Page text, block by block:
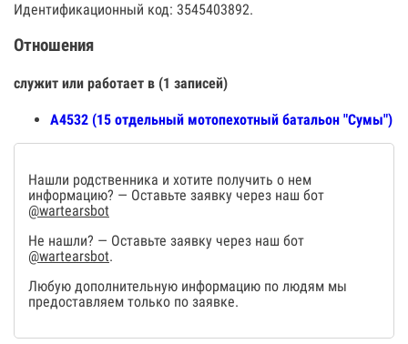
Идентификационный код: 3545403892.
Отношения
служит или работает в (1 записей)
А4532 (15 отдельный мотопехотный батальон "Сумы")
Нашли родственника и хотите получить о нем
информацию? — Оставьте заявку через наш бот
@wartearsbot
Не нашли? — Оставьте заявку через наш бот
@wartearsbot.
Любую дополнительную информацию по людям мы
предоставляем только по заявке.